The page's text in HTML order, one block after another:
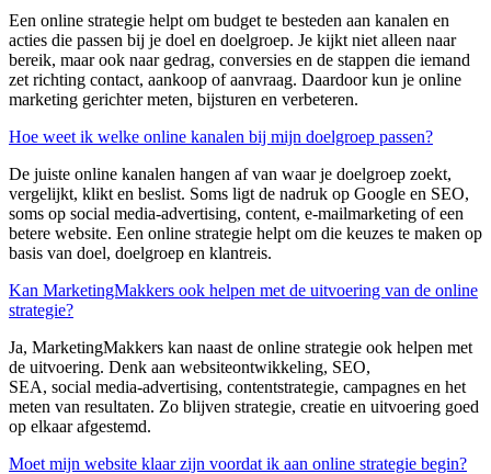
Een online strategie helpt om budget te besteden aan kanalen en
acties die passen bij je doel en doelgroep. Je kijkt niet alleen naar
bereik, maar ook naar gedrag, conversies en de stappen die iemand
zet richting contact, aankoop of aanvraag. Daardoor kun je online
marketing gerichter meten, bijsturen en verbeteren.
Hoe weet ik welke online kanalen bij mijn doelgroep passen?
De juiste online kanalen hangen af van waar je doelgroep zoekt,
vergelijkt, klikt en beslist. Soms ligt de nadruk op Google en SEO,
soms op social media-advertising, content, e-mailmarketing of een
betere website. Een online strategie helpt om die keuzes te maken op
basis van doel, doelgroep en klantreis.
Kan MarketingMakkers ook helpen met de uitvoering van de online
strategie?
Ja, MarketingMakkers kan naast de online strategie ook helpen met
de uitvoering. Denk aan websiteontwikkeling, SEO,
SEA, social media-advertising, contentstrategie, campagnes en het
meten van resultaten. Zo blijven strategie, creatie en uitvoering goed
op elkaar afgestemd.
Moet mijn website klaar zijn voordat ik aan online strategie begin?